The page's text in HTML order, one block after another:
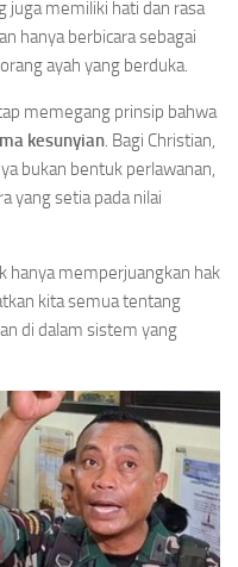
juga memiliki hati dan rasa
hanya berbicara sebagai
ayah yang berduka.
memegang prinsip bahwa
kesunyian. Bagi Christian,
bukan bentuk perlawanan,
yang setia pada nilai
hanya memperjuangkan hak
kita semua tentang
di dalam sistem yang